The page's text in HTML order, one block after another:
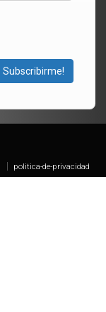
Subscribirme!
politica-de-privacidad